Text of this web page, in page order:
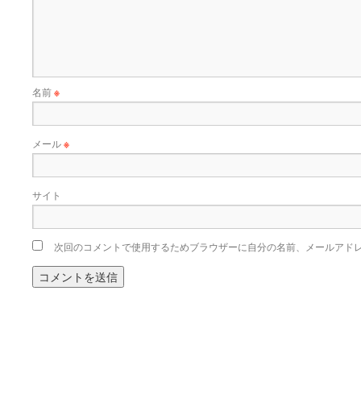
名前※
メール※
サイト
次回のコメントで使用するためブラウザーに自分の名前、メールアド